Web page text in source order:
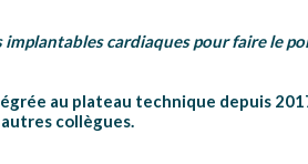
cardiaques pour faire le
au plateau technique depuis
collègues.